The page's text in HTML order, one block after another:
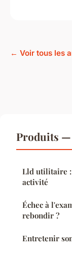
← Voir tous les
Produits —
Lld utilitaire :
activité
Échec à
rebondir ?
Entretenir